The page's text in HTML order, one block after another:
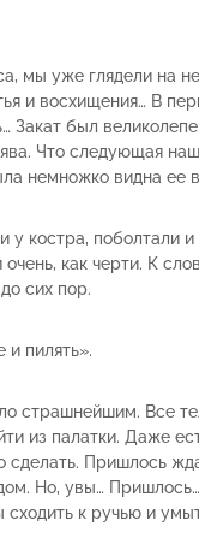
мы уже глядели на
и восхищения… В
Закат был
Что следующая
немножко видна ее
костра, поболтали и
как черти. К
сих пор.
пилять».
страшнейшим. Все
из палатки. Даже
сделать. Пришлось
Но, увы…
к ручью и